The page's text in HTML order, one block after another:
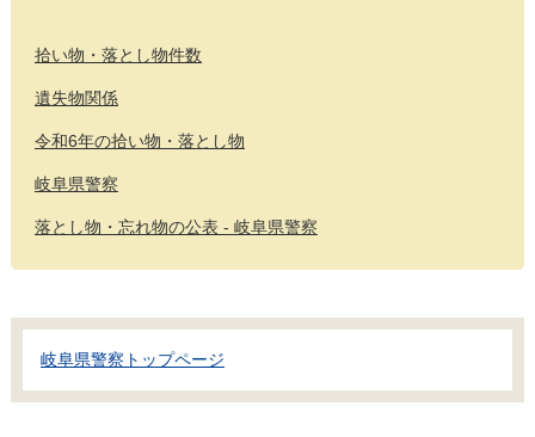
拾い物・落とし物件数
遺失物関係
令和6年の拾い物・落とし物
岐阜県警察
落とし物・忘れ物の公表 - 岐阜県警察
岐阜県警察トップページ